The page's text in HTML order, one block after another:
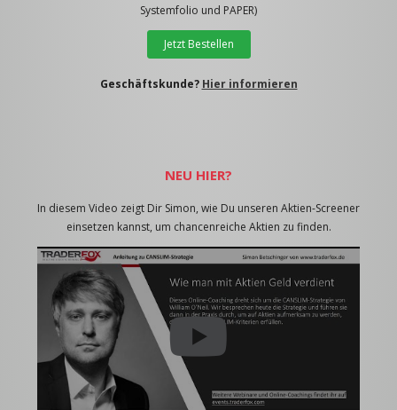
Systemfolio und PAPER)
Jetzt Bestellen
Geschäftskunde? Hier informieren
NEU HIER?
In diesem Video zeigt Dir Simon, wie Du unseren Aktien-Screener
einsetzen kannst, um chancenreiche Aktien zu finden.